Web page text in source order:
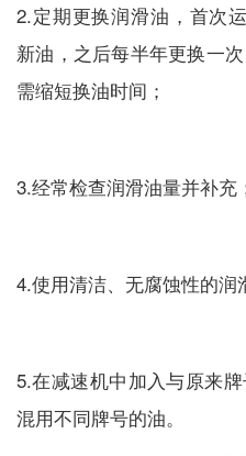
2.定期更换润滑油，首次
新油，之后每半年更换一
需缩短换油时间；
3.经常检查润滑油量并补充
4.使用清洁、无腐蚀性的润
5.在减速机中加入与原来
混用不同牌号的油。